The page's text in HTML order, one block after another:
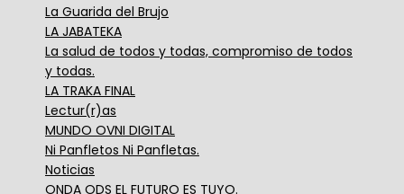
La Guarida del Brujo
LA JABATEKA
La salud de todos y todas, compromiso de todos
y todas.
LA TRAKA FINAL
Lectur(r)as
MUNDO OVNI DIGITAL
Ni Panfletos Ni Panfletas.
Noticias
ONDA ODS EL FUTURO ES TUYO.